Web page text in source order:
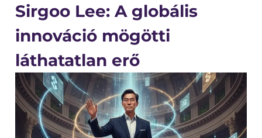
Sirgoo Lee: A globális
innováció mögötti
láthatatlan erő